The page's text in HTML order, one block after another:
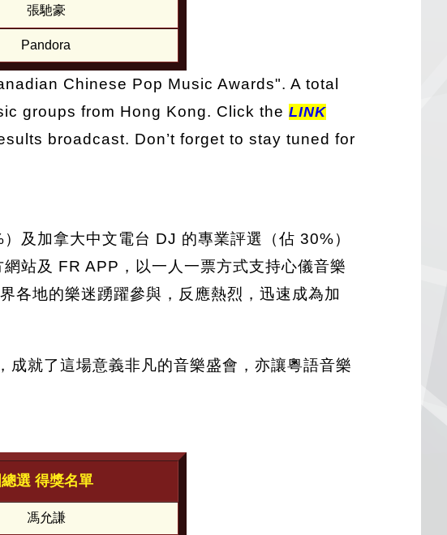
張馳豪
Pandora
Chinese Pop Music Awards". A total
groups from Hong Kong. Click the LINK
broadcast. Don’t forget to stay tuned for
及加拿大中文電台 DJ 的專業評選（佔 30%）
站及 FR APP，以一人一票方式支持心儀音樂
各地的樂迷踴躍參與，反應熱烈，迅速成為加
就了這場意義非凡的音樂盛會，亦讓粵語音樂
選 得獎名單
馮允謙